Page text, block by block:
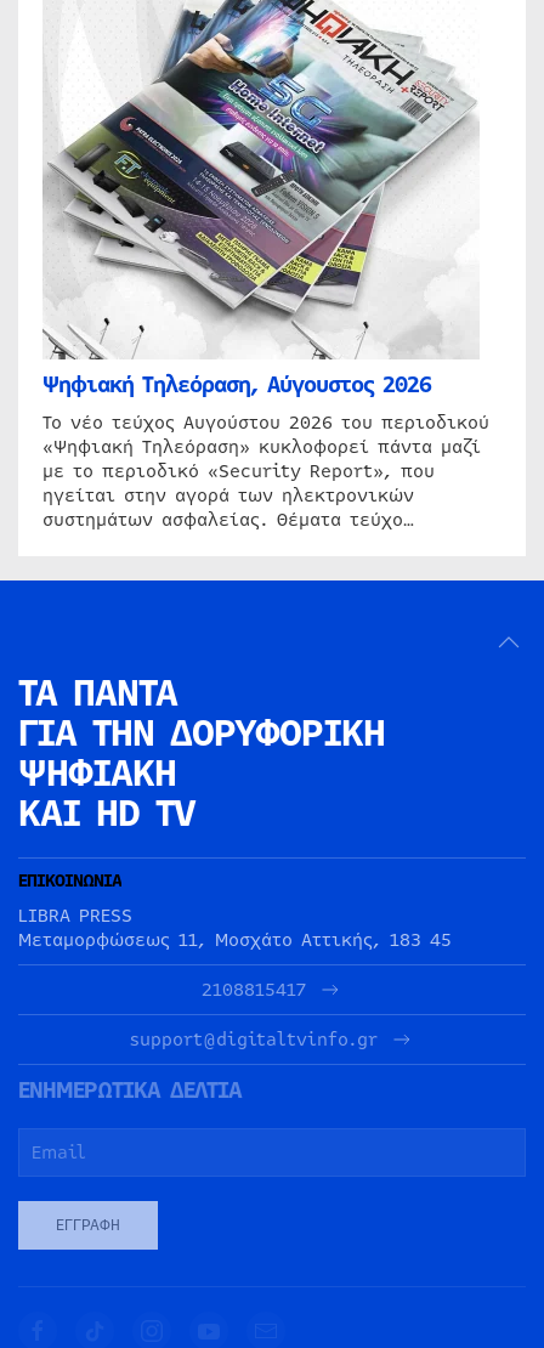
Ψηφιακή Τηλεόραση, Αύγουστος 2026
Το νέο τεύχος Αυγούστου 2026 του περιοδικού
«Ψηφιακή Τηλεόραση» κυκλοφορεί πάντα μαζί
με το περιοδικό «Security Report», που
ηγείται στην αγορά των ηλεκτρονικών
συστημάτων ασφαλείας. Θέματα τεύχο…
ΤΑ ΠΑΝΤΑ
ΓΙΑ ΤΗΝ ΔΟΡΥΦΟΡΙΚΗ
ΨΗΦΙΑΚΗ
ΚΑΙ HD TV
ΕΠΙΚΟΙΝΩΝΙΑ
LIBRA PRESS
Μεταμορφώσεως 11, Μοσχάτο Αττικής, 183 45
2108815417
support@digitaltvinfo.gr
ΕΝΗΜΕΡΩΤΙΚΑ ΔΕΛΤΙΑ
ΕΓΓΡΑΦΉ